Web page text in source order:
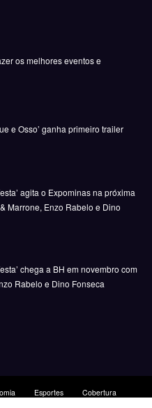
chega a BH em novembro com